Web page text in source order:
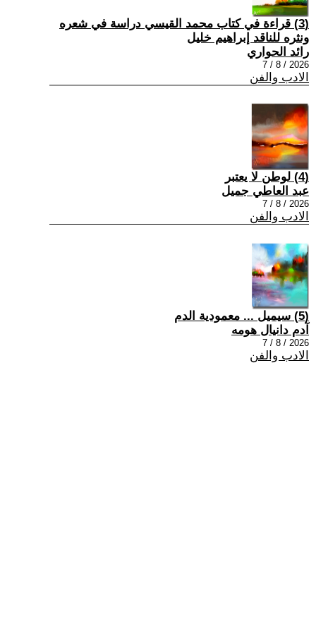
(3) قراءة في كتاب محمد القيسي دراسة في شعره
ونثره للناقد إبراهيم خليل
رائد الحواري
2026 / 8 / 7
الادب والفن
(4) لوطن لا يعتبر
عبد العاطي جميل
2026 / 8 / 7
الادب والفن
(5) سيميل ... معمودية الدم
آدم دانيال هومه
2026 / 8 / 7
الادب والفن